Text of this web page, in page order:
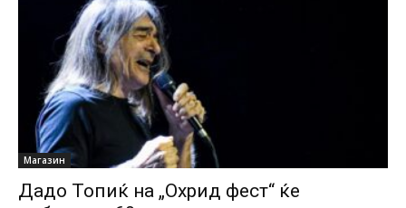
Магазин
Дадо Топиќ на „Охрид фест“ ќе